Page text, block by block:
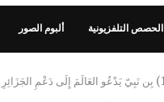
الحصص التلفزيونية ألبوم الصور